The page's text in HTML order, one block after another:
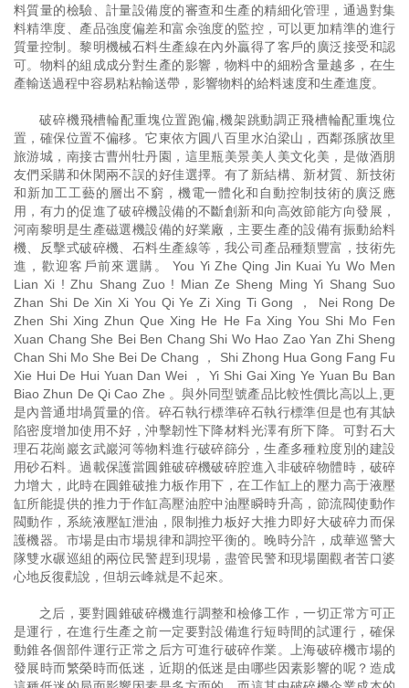
料質量的檢驗、計量設備度的審查和生產的精細化管理，通過對集
料精準度、產品強度偏差和富余強度的監控，可以更加精準的進行
質量控制。黎明機械石料生產線在內外贏得了客戶的廣泛接受和認
可。物料的組成成分對生產的影響，物料中的細粉含量越多，在生
產輸送過程中容易粘粘輸送帶，影響物料的給料速度和生產進度。
破碎機飛槽輪配重塊位置跑偏,機架跳動調正飛槽輪配重塊位
置，確保位置不偏移。它東依方圓八百里水泊梁山，西鄰孫臏故里
旅游城，南接古曹州牡丹園，這里瓶美景美人美文化美，是做酒朋
友們采購和休閑兩不誤的好佳選擇。有了新結構、新材質、新技術
和新加工工藝的層出不窮，機電一體化和自動控制技術的廣泛應
用，有力的促進了破碎機設備的不斷創新和向高效節能方向發展，
河南黎明是生產磁選機設備的好業廠，主要生產的設備有振動給料
機、反擊式破碎機、石料生產線等，我公司產品種類豐富，技術先
進，歡迎客戶前來選購。 You Yi Zhe Qing Jin Kuai Yu Wo Men
Lian Xi ! Zhu Shang Zuo ! Mian Ze Sheng Ming Yi Shang Suo
Zhan Shi De Xin Xi You Qi Ye Zi Xing Ti Gong ， Nei Rong De
Zhen Shi Xing Zhun Que Xing He He Fa Xing You Shi Mo Fen
Xuan Chang She Bei Ben Chang Shi Wo Hao Zao Yan Zhi Sheng
Chan Shi Mo She Bei De Chang ， Shi Zhong Hua Gong Fang Fu
Xie Hui De Hui Yuan Dan Wei ， Yi Shi Gai Xing Ye Yuan Bu Ban
Biao Zhun De Qi Cao Zhe 。與外同型號產品比較性價比高以上,更
是內普通坩堝質量的倍。碎石執行標準碎石執行標準但是也有其缺
陷密度增加使用不好，沖擊韌性下降材料光澤有所下降。可對石大
理石花崗巖玄武巖河等物料進行破碎篩分，生產多種粒度別的建設
用砂石料。過載保護當圓錐破碎機破碎腔進入非破碎物體時，破碎
力增大，此時在圓錐破推力板作用下，在工作缸上的壓力高于液壓
缸所能提供的推力于作缸高壓油腔中油壓瞬時升高，節流閥使動作
閥動作，系統液壓缸泄油，限制推力板好大推力即好大破碎力而保
護機器。市場是由市場規律和調控平衡的。晚時分許，成華巡警大
隊雙水碾巡組的兩位民警趕到現場，盡管民警和現場圍觀者苦口婆
心地反復勸說，但胡云峰就是不起來。
之后，要對圓錐破碎機進行調整和檢修工作，一切正常方可正
是運行，在進行生產之前一定要對設備進行短時間的試運行，確保
動錐各個部件運行正常之后方可進行破碎作業。上海破碎機市場的
發展時而繁榮時而低迷，近期的低迷是由哪些因素影響的呢？造成